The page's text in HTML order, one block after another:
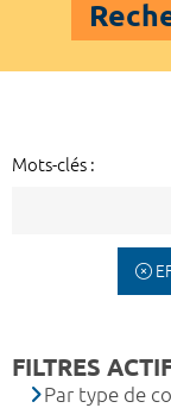
Mots-clés :
FILTRES
Par type de